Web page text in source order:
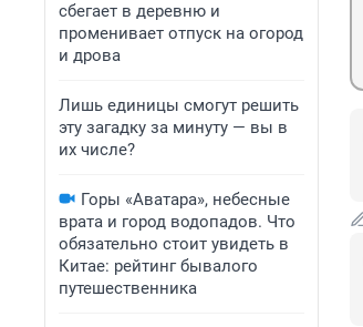
сбегает в деревню и
променивает отпуск на огород
и дрова
Лишь единицы смогут решить
эту загадку за минуту — вы в
их числе?
Горы «Аватара», небесные
врата и город водопадов. Что
обязательно стоит увидеть в
Китае: рейтинг бывалого
путешественника